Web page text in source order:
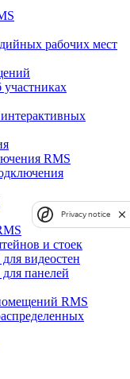
рабочих мест
RMS
и стоек
видеостен
панелей
RMS
Privacy notice